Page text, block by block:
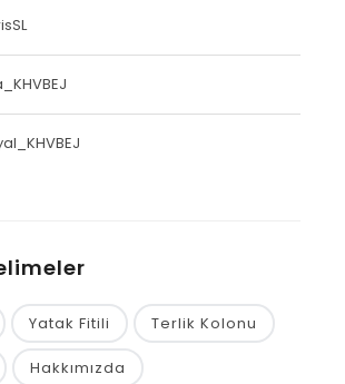
Yatak Fitili Terlik Kolonu
Hakkımızda